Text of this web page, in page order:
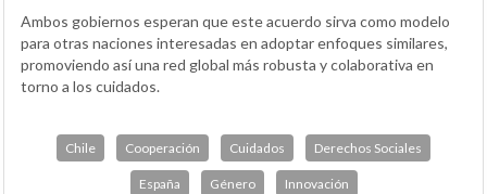
Ambos gobiernos esperan que este acuerdo sirva como modelo
para otras naciones interesadas en adoptar enfoques similares,
promoviendo así una red global más robusta y colaborativa en
torno a los cuidados.
Chile Cooperación Cuidados Derechos Sociales
España Género Innovación